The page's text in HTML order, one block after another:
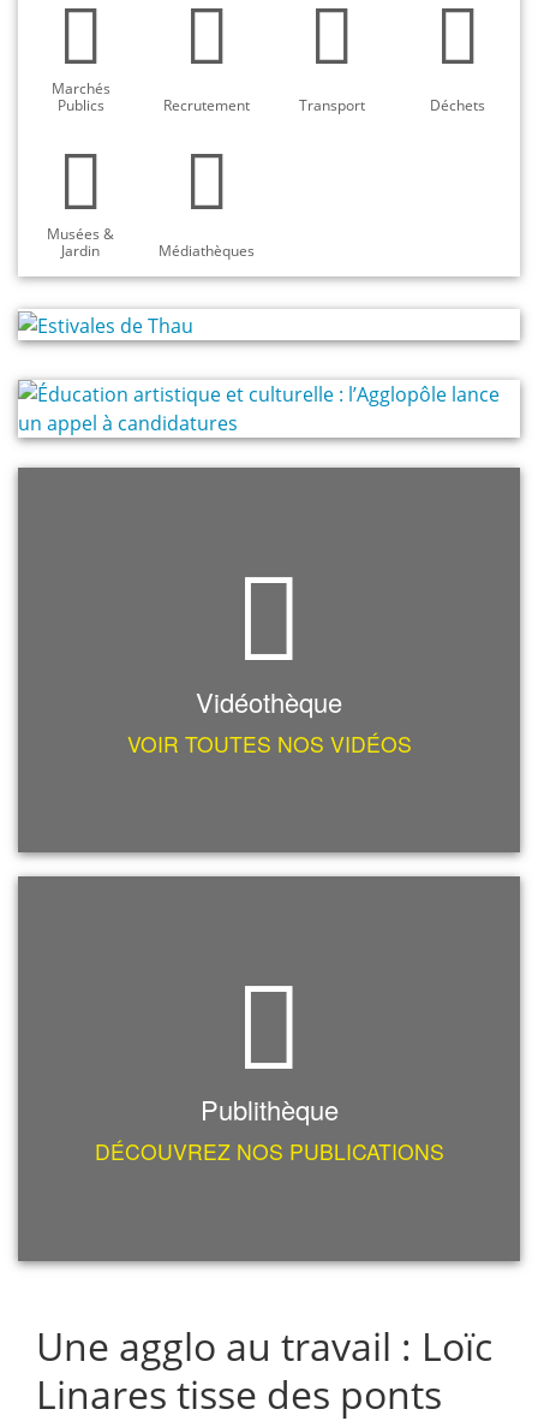
Marchés
Publics
Recrutement Transport Déchets
Musées &
Jardin
Médiathèques
Vidéothèque
VOIR TOUTES NOS VIDÉOS
Publithèque
DÉCOUVREZ NOS PUBLICATIONS
Une agglo au travail : Loïc
Linares tisse des ponts